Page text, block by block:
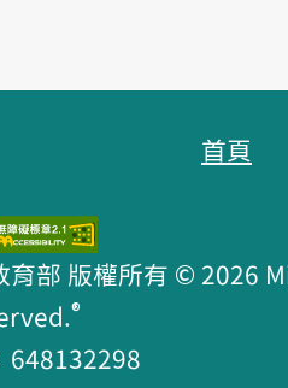
首頁
育部 版權所有 © 2026
®
648132298